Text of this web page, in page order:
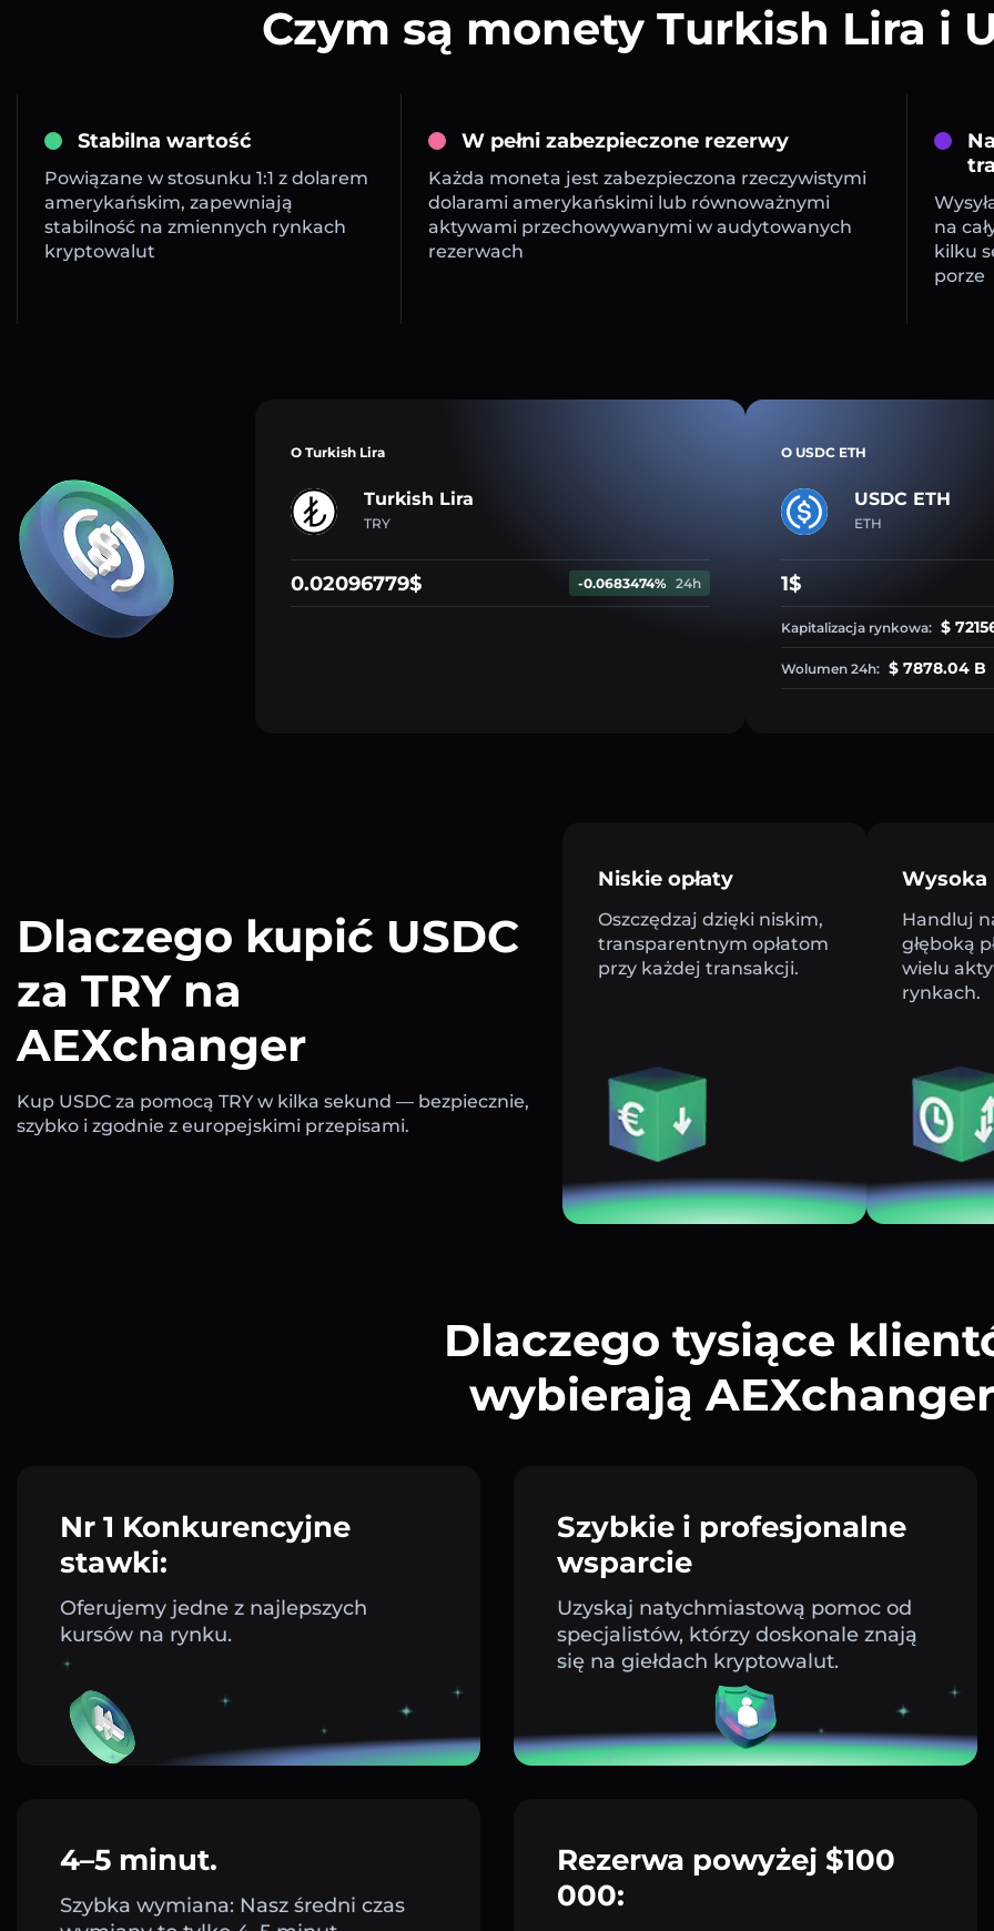
Czym są monety Turkish Lira i
Stabilna wartość
Powiązane w stosunku 1:1 z dolarem
amerykańskim, zapewniają
stabilność na zmiennych rynkach
kryptowalut
W pełni zabezpieczone rezerwy
Każda moneta jest zabezpieczona rzeczywistymi
dolarami amerykańskimi lub równoważnymi
aktywami przechowywanymi w audytowanych
rezerwach
na
kilku
porze
O Turkish Lira
Turkish Lira
TRY
0.02096779$ -0.0683474% 24h
O USDC ETH
USDC ETH
ETH
1$
Kapitalizacja rynkowa: $
Wolumen 24h: $ 7878.04 B
Dlaczego kupić USDC
za TRY na
AEXchanger
Kup USDC za pomocą TRY w kilka sekund — bezpiecznie,
szybko i zgodnie z europejskimi przepisami.
Niskie opłaty
Oszczędzaj dzięki niskim,
transparentnym opłatom
przy każdej transakcji.
Wysoka
Handluj
głęboką
wielu
rynkach.
Dlaczego tysiące
wybierają
Nr 1 Konkurencyjne
stawki:
Oferujemy jedne z najlepszych
kursów na rynku.
Szybkie i profesjonalne
wsparcie
Uzyskaj natychmiastową pomoc od
specjalistów, którzy doskonale znają
się na giełdach kryptowalut.
4–5 minut.
Szybka wymiana: Nasz średni czas
Rezerwa powyżej $100
000: